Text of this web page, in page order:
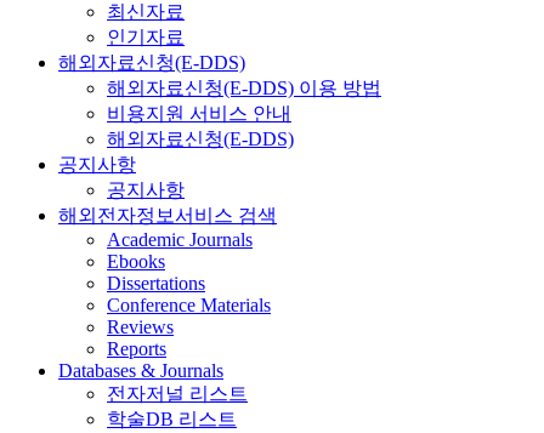
최신자료
인기자료
해외자료신청(E-DDS)
해외자료신청(E-DDS) 이용 방법
비용지원 서비스 안내
해외자료신청(E-DDS)
공지사항
공지사항
해외전자정보서비스 검색
Academic Journals
Ebooks
Dissertations
Conference Materials
Reviews
Reports
Databases & Journals
전자저널 리스트
학술DB 리스트